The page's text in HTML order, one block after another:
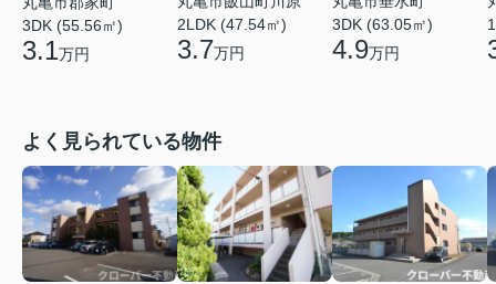
3DK (55.56㎡)
3.1万円
2LDK (47.54㎡)
3.7万円
3DK (63.05㎡)
4.9万円
よく見られている物件